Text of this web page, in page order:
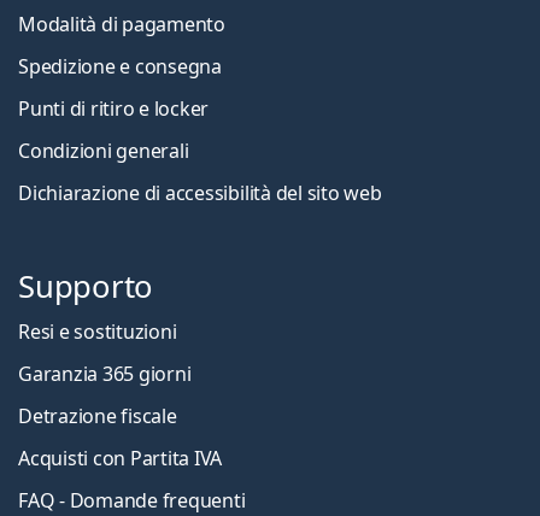
Modalità di pagamento
Spedizione e consegna
Punti di ritiro e locker
Condizioni generali
Dichiarazione di accessibilità del sito web
Supporto
Resi e sostituzioni
Garanzia 365 giorni
Detrazione fiscale
Acquisti con Partita IVA
FAQ - Domande frequenti